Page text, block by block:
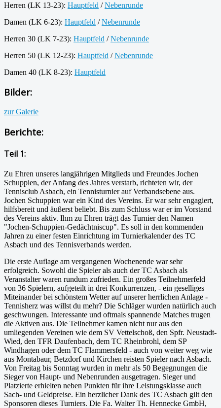
Herren (LK 13-23): Hauptfeld /Nebenrunde
Damen (LK 6-23): Hauptfeld /Nebenrunde
Herren 30 (LK 7-23): Hauptfeld /Nebenrunde
Herren 50 (LK 12-23): Hauptfeld /Nebenrunde
Damen 40 (LK 8-23): Hauptfeld
Bilder:
zur Galerie
Berichte:
Teil 1:
Zu Ehren unseres langjährigen Mitglieds und Freundes Jochen
Schuppien, der Anfang des Jahres verstarb, richteten wir, der
Tennisclub Asbach, ein Tennisturnier auf Verbandsebene aus.
Jochen Schuppien war ein Kind des Vereins. Er war sehr engagiert,
hilfsbereit und äußerst beliebt. Bis zum Schluss war er im Vorstand
des Vereins aktiv. Ihm zu Ehren trägt das Turnier den Namen
"Jochen-Schuppien-Gedächtniscup". Es soll in den kommenden
Jahren zu einer festen Einrichtung im Turnierkalender des TC
Asbach und des Tennisverbands werden.
Die erste Auflage am vergangenen Wochenende war sehr
erfolgreich. Sowohl die Spieler als auch der TC Asbach als
Veranstalter waren rundum zufrieden. Ein großes Teilnehmerfeld
von 36 Spielern, aufgeteilt in drei Konkurrenzen, - ein geselliges
Miteinander bei schönstem Wetter auf unserer herrlichen Anlage -
Tennisherz was willst du mehr? Die Schläger wurden natürlich auch
geschwungen. Interessante und oftmals spannende Matches trugen
die Aktiven aus. Die Teilnehmer kamen nicht nur aus den
umliegenden Vereinen wie dem SV Vettelschoß, den Spfr. Neustadt-
Wied, den TFR Daufenbach, dem TC Rheinbrohl, dem SP
Windhagen oder dem TC Flammersfeld - auch von weiter weg wie
aus Montabaur, Betzdorf und Kirchen reisten Spieler nach Asbach.
Von Freitag bis Sonntag wurden in mehr als 50 Begegnungen die
Sieger von Haupt- und Nebenrunden ausgetragen. Sieger und
Platzierte erhielten neben Punkten für ihre Leistungsklasse auch
Sach- und Geldpreise. Ein herzlicher Dank des TC Asbach gilt den
Sponsoren dieses Turniers. Die Fa. Walter Th. Hennecke GmbH,